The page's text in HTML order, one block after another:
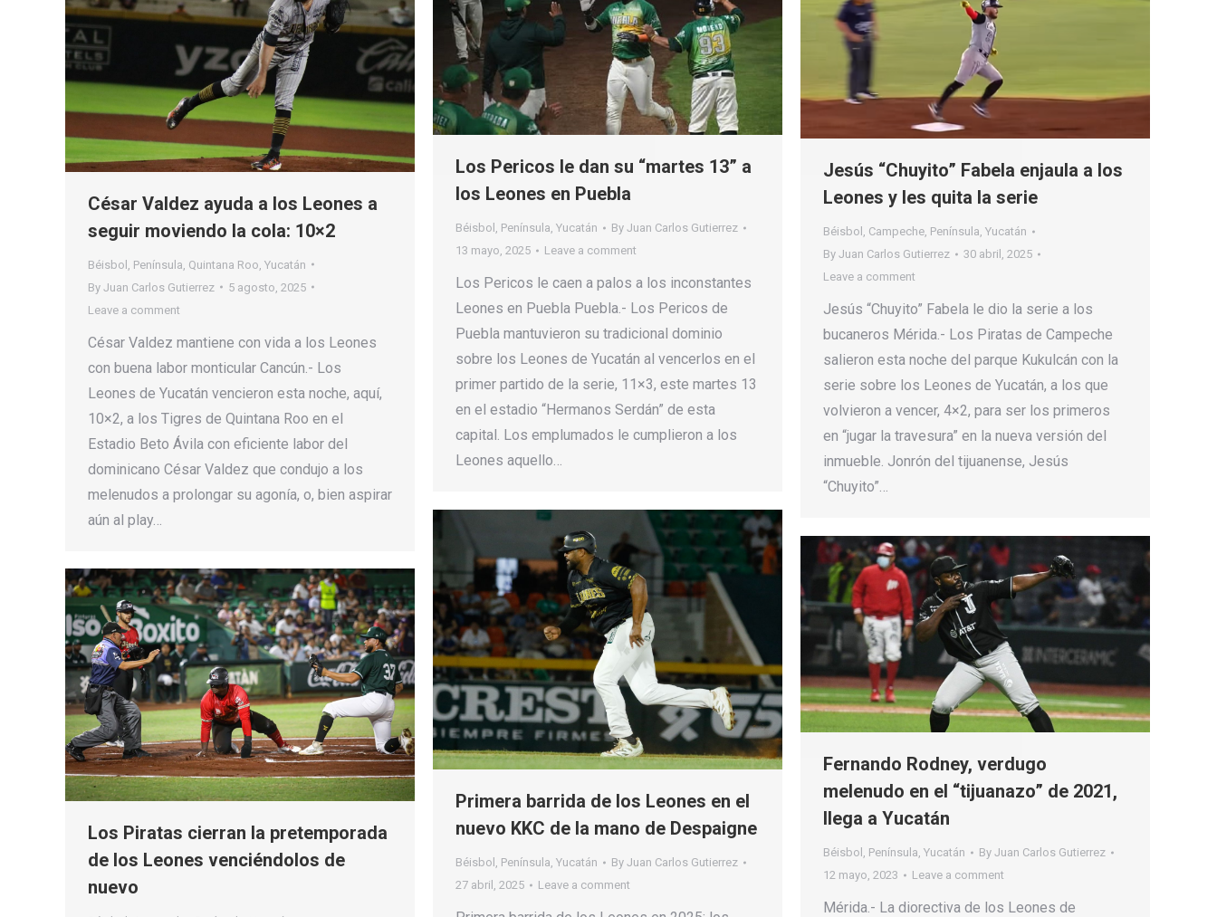
César Valdez ayuda a los Leones a
seguir moviendo la cola: 10×2
Béisbol Península Quintana Roo Yucatán
By Juan Carlos Gutierrez
5 agosto, 2025
Leave a comment
César Valdez mantiene con vida a los Leones
con buena labor monticular Cancún.- Los
Leones de Yucatán vencieron esta noche, aquí,
10×2, a los Tigres de Quintana Roo en el
Estadio Beto Ávila con eficiente labor del
dominicano César Valdez que condujo a los
melenudos a prolongar su agonía, o, bien aspirar
aún al play…
Los Pericos le dan su “martes 13” a
los Leones en Puebla
Béisbol , Península, Yucatán By Juan Carlos Gutierrez
13 mayo, 2025
Leave a comment
Los Pericos le caen a palos a los inconstantes
Leones en Puebla Puebla.- Los Pericos de
Puebla mantuvieron su tradicional dominio
sobre los Leones de Yucatán al vencerlos en el
primer partido de la serie, 11×3, este martes 13
en el estadio “Hermanos Serdán” de esta
capital. Los emplumados le cumplieron a los
Leones aquello…
Jesús “Chuyito” Fabela enjaula a los
Leones y les quita la serie
Béisbol , Campeche, Península, Yucatán
By Juan Carlos Gutierrez
30 abril, 2025
Leave a comment
Jesús “Chuyito” Fabela le dio la serie a los
bucaneros Mérida.- Los Piratas de Campeche
salieron esta noche del parque Kukulcán con la
serie sobre los Leones de Yucatán, a los que
volvieron a vencer, 4×2, para ser los primeros
en “jugar la travesura” en la nueva versión del
inmueble. Jonrón del tijuanense, Jesús
“Chuyito”…
Primera barrida de los Leones en el
nuevo KKC de la mano de Despaigne
Béisbol , Península, Yucatán By Juan Carlos Gutierrez
27 abril, 2025
Leave a comment
Fernando Rodney, verdugo
melenudo en el “tijuanazo” de 2021,
llega a Yucatán
Béisbol , Península, Yucatán By Juan Carlos Gutierrez
12 mayo, 2023
Leave a comment
Mérida.- La diorectiva de los Leones de
Los Piratas cierran la pretemporada
de los Leones venciéndolos de
nuevo